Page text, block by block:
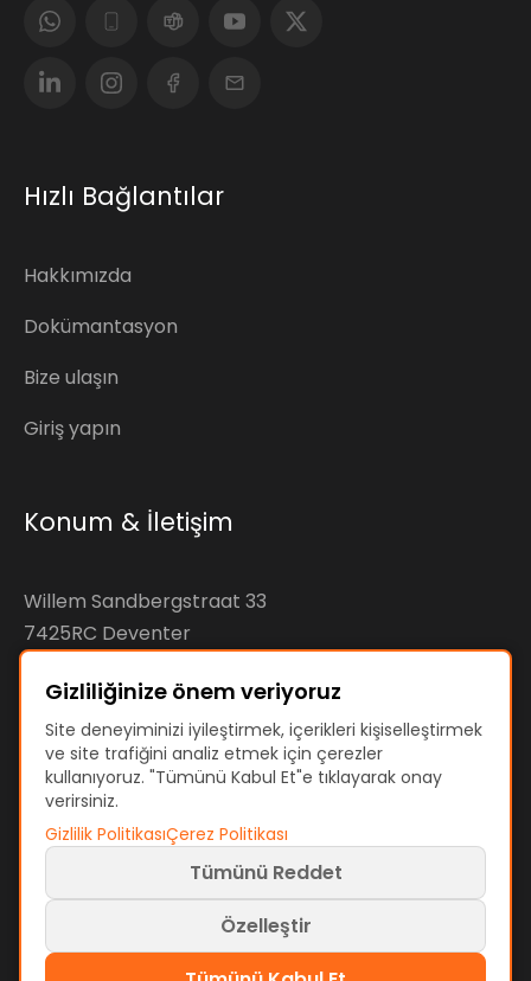
Hızlı Bağlantılar
Hakkımızda
Dokümantasyon
Bize ulaşın
Giriş yapın
Konum & İletişim
Willem Sandbergstraat 33
7425RC Deventer
KvK: 92890598
VAT: NL866207144B01
Şartlar ve Politikalar
Kullanım Şartları
Gizlilik Politikası
Çerez Politikası
Çerez tercihleri
Gizliliğinize önem veriyoruz
Site deneyiminizi iyileştirmek, içerikleri kişiselleştirmek
ve site trafiğini analiz etmek için çerezler
kullanıyoruz. "Tümünü Kabul Et"e tıklayarak onay
verirsiniz.
Gizlilik PolitikasıÇerez Politikası
Tümünü Reddet
Özelleştir